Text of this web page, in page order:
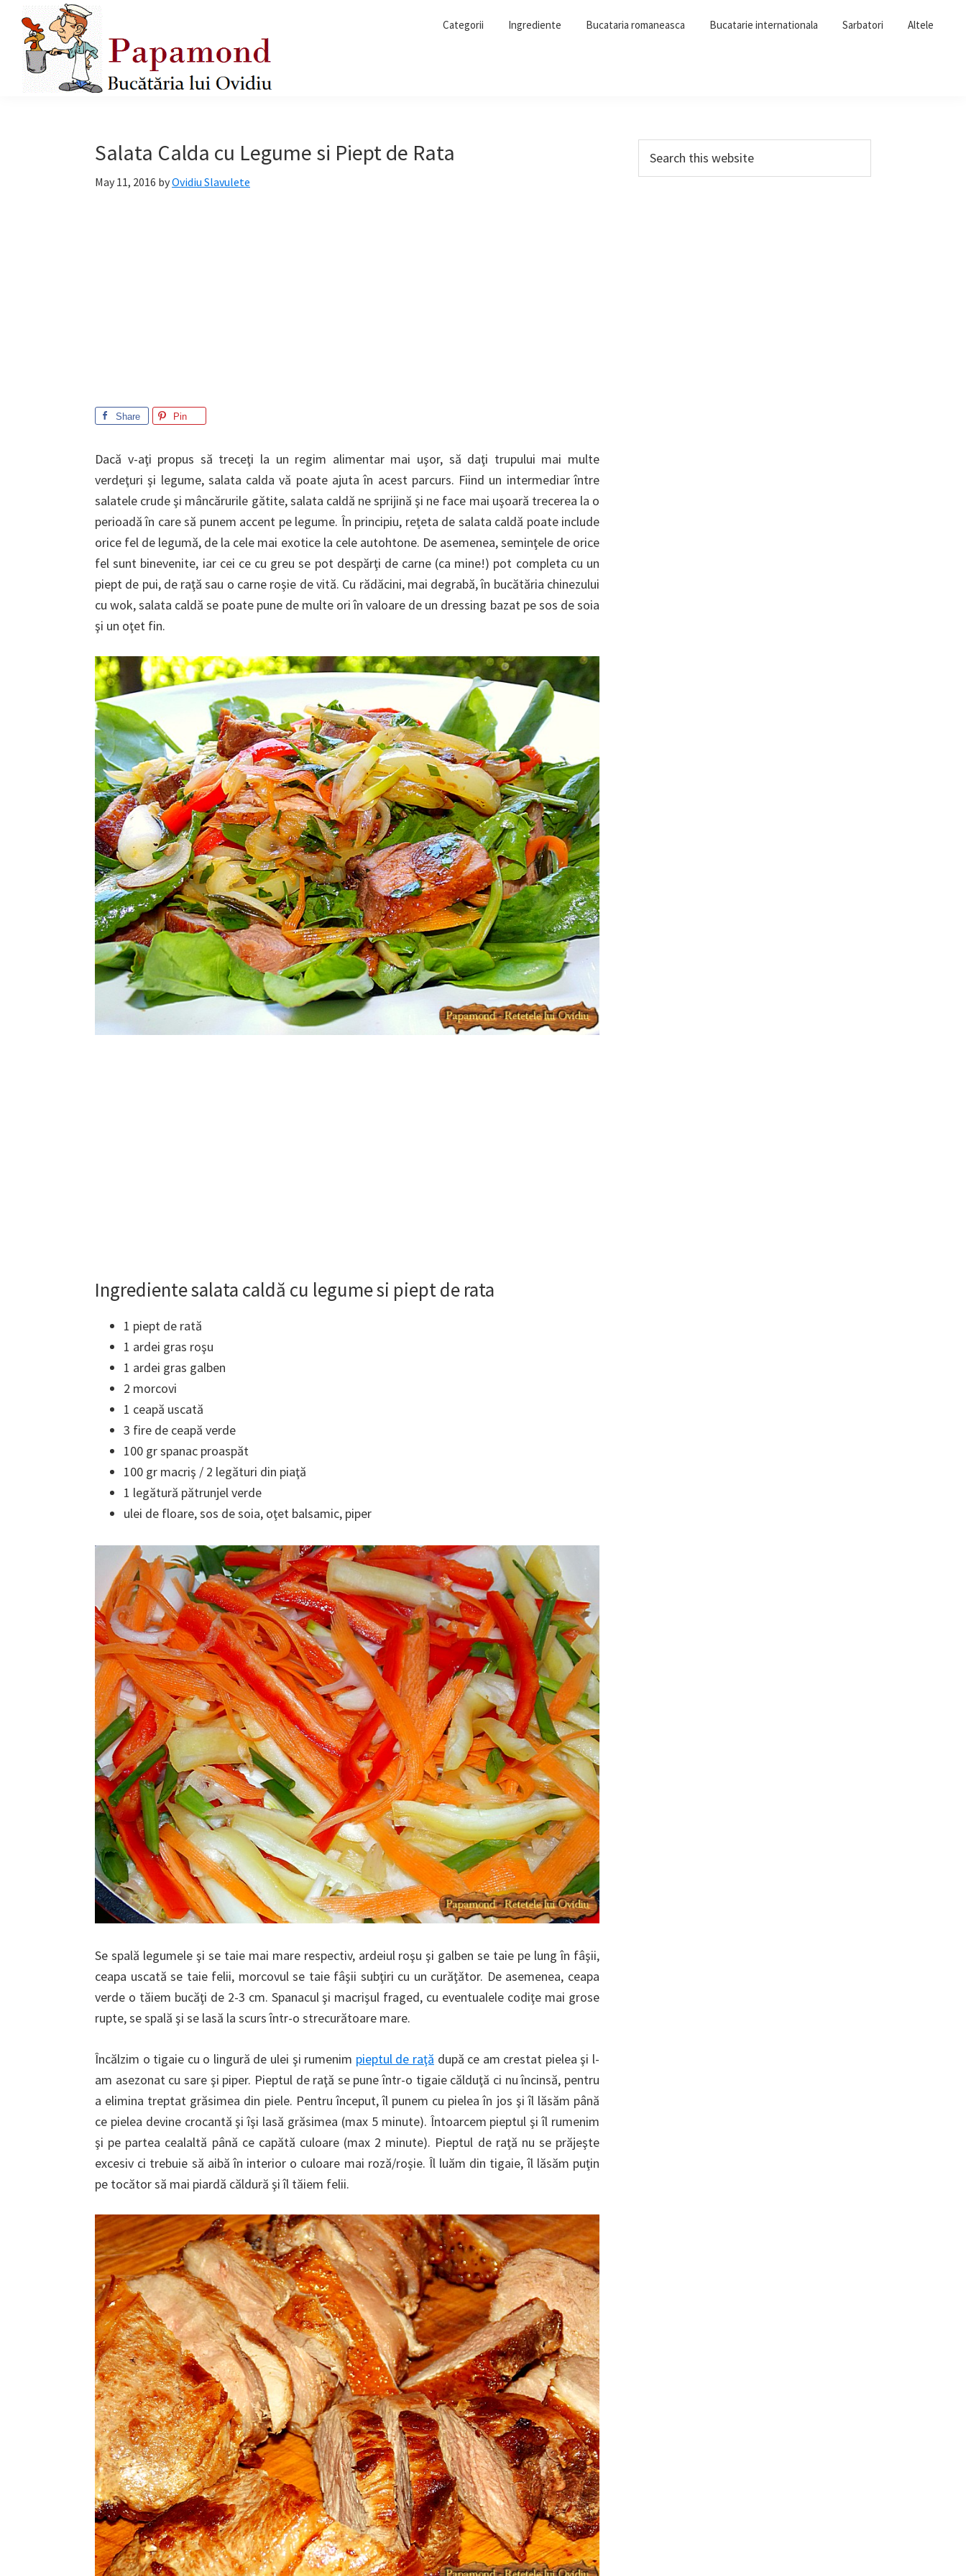
primary
navigation
main
content
primary
sidebar
Categorii Ingrediente Bucataria romaneasca Bucatarie internationala Sarbatori Altele
Salata Calda cu Legume si Piept de Rata
May 11, 2016 byOvidiu Slavulete
Share Pin
Dacă v-aţi propus să treceţi la un regim alimentar mai uşor, să daţi trupului mai multe
verdeţuri şi legume, salata calda vă poate ajuta în acest parcurs. Fiind un intermediar între
salatele crude şi mâncărurile gătite, salata caldă ne sprijină şi ne face mai uşoară trecerea la o
perioadă în care să punem accent pe legume. În principiu, reţeta de salata caldă poate include
orice fel de legumă, de la cele mai exotice la cele autohtone. De asemenea, seminţele de orice
fel sunt binevenite, iar cei ce cu greu se pot despărţi de carne (ca mine!) pot completa cu un
piept de pui, de raţă sau o carne roşie de vită. Cu rădăcini, mai degrabă, în bucătăria chinezului
cu wok, salata caldă se poate pune de multe ori în valoare de un dressing bazat pe sos de soia
şi un oţet fin.
Ingrediente salata caldă cu legume si piept de rata
1 piept de rată
1 ardei gras roşu
1 ardei gras galben
2 morcovi
1 ceapă uscată
3 fire de ceapă verde
100 gr spanac proaspăt
100 gr macriş / 2 legături din piaţă
1 legătură pătrunjel verde
ulei de floare, sos de soia, oţet balsamic, piper
Se spală legumele şi se taie mai mare respectiv, ardeiul roşu şi galben se taie pe lung în fâşii,
ceapa uscată se taie felii, morcovul se taie fâşii subţiri cu un curăţător. De asemenea, ceapa
verde o tăiem bucăţi de 2-3 cm. Spanacul şi macrişul fraged, cu eventualele codiţe mai grose
rupte, se spală şi se lasă la scurs într-o strecurătoare mare.
Încălzim o tigaie cu o lingură de ulei şi rumenim pieptul de raţă după ce am crestat pielea şi l-
am asezonat cu sare şi piper. Pieptul de raţă se pune într-o tigaie călduţă ci nu încinsă, pentru
a elimina treptat grăsimea din piele. Pentru început, îl punem cu pielea în jos şi îl lăsăm până
ce pielea devine crocantă şi îşi lasă grăsimea (max 5 minute). Întoarcem pieptul şi îl rumenim
şi pe partea cealaltă până ce capătă culoare (max 2 minute). Pieptul de raţă nu se prăjeşte
excesiv ci trebuie să aibă în interior o culoare mai roză/roşie. Îl luăm din tigaie, îl lăsăm puţin
pe tocător să mai piardă căldură şi îl tăiem felii.
Primary
Sidebar
this